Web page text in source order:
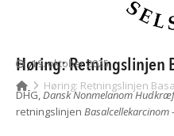
Høring: Retningslinjen
Høring: Retningslinjen
19. oktober 2025
DHG,Dansk Nonmelanom
retningslinjen Basalcellekarcinom